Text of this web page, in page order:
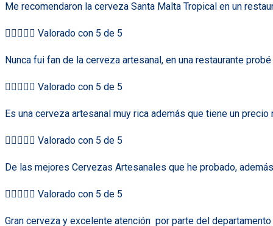
Me recomendaron la cerveza Santa Malta Tropical en un
     Valorado con 5 de 5
Nunca fui fan de la cerveza artesanal, en una restaurante
     Valorado con 5 de 5
Es una cerveza artesanal muy rica además que tiene un
     Valorado con 5 de 5
De las mejores Cervezas Artesanales que he probado,
     Valorado con 5 de 5
Gran cerveza y excelente atención por parte del